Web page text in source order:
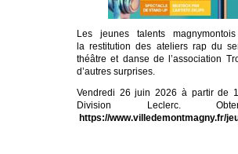
Les jeunes talents
la restitution des ateliers rap du
théâtre et danse de l’association
d’autres surprises.
Vendredi 26 juin 2026 à partir de
Division Leclerc.
https://www.villedemontmagny.fr/